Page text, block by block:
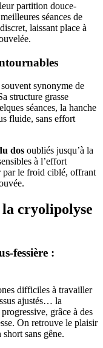
partition douce-
séances de
laissant place à
synonyme de
structure grasse
séances, la hanche
fluide, sans effort
dos oubliés jusqu’à la
à l’effort
par le froid ciblé, offrant
la cryolipolyse
fessière :
difficiles à travailler
ajustés… la
grâce à des
On retrouve le plaisir
sans gêne.